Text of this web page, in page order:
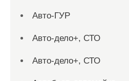
Авто-ГУР
Авто-дело+, СТО
Авто-дело+, СТО